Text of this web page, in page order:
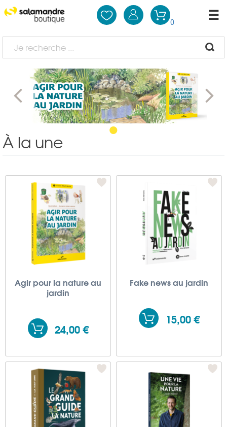
0
•
À la une
Agir pour la nature au
jardin
24,00 €
Fake news au jardin
15,00 €